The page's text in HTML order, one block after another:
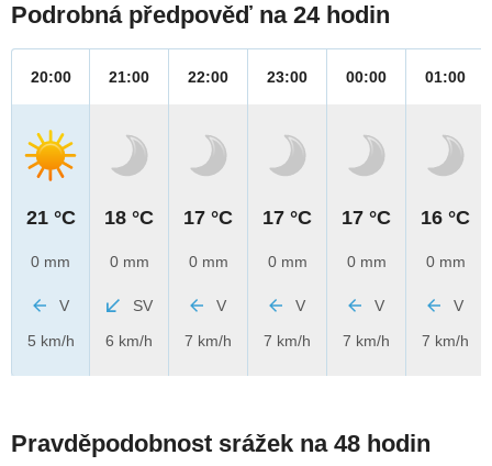
Podrobná předpověď na 24 hodin
20:00
21 °C
0 mm
V
5 km/h
21:00
18 °C
0 mm
SV
6 km/h
22:00
17 °C
0 mm
V
7 km/h
23:00
17 °C
0 mm
V
7 km/h
00:00
17 °C
0 mm
V
7 km/h
01:00
16 °C
0 mm
V
7 km/h
Pravděpodobnost srážek na 48 hodin